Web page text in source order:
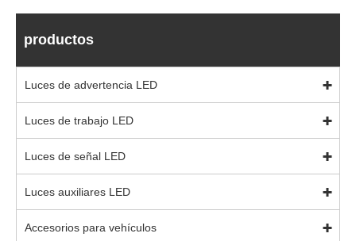
productos
Luces de advertencia LED
Luces de trabajo LED
Luces de señal LED
Luces auxiliares LED
Accesorios para vehículos